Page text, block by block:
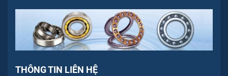
THÔNG TIN LIÊN HỆ